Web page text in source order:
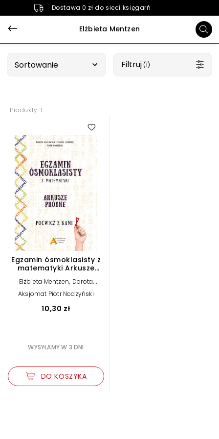
Dostawa 0 zł do sieci księgarń
Elżbieta Mentzen
Sortowanie Filtruj (1)
Produkty: 1
Egzamin ósmoklasisty z
matematyki Arkusze
Elżbieta Mentzen, Dorota
Masłowska ,Piotr Nodzyński
Aksjomat Piotr Nodzyński
10,30 zł
WYSYŁAMY W 3 DNI
DO KOSZYKA